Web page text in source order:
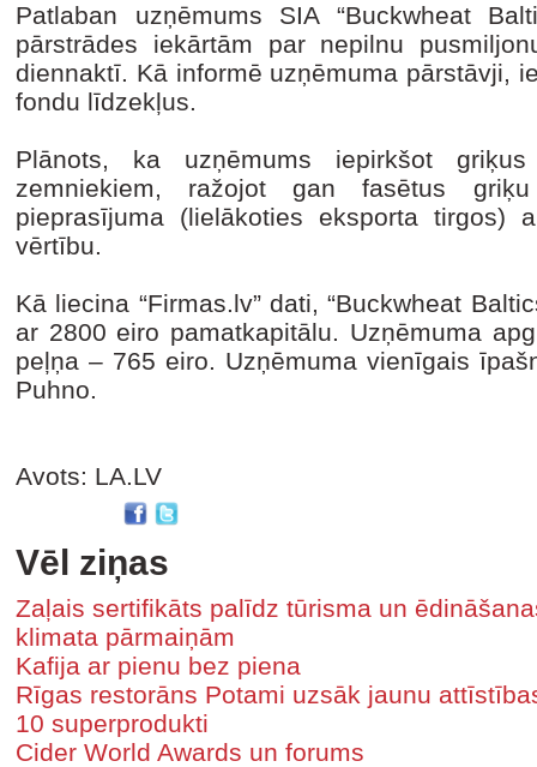
Patlaban uzņēmums SIA “Buckwheat
pārstrādes iekārtām par nepilnu
diennaktī. Kā informē uzņēmuma pārstāvji,
fondu līdzekļus.
Plānots, ka uzņēmums iepirkšot
zemniekiem, ražojot gan fasētus
pieprasījuma (lielākoties eksporta tirgos)
vērtību.
Kā liecina “Firmas.lv” dati, “Buckwheat
ar 2800 eiro pamatkapitālu. Uzņēmuma
peļņa – 765 eiro. Uzņēmuma vienīgais
Puhno.
Avots: LA.LV
Vēl ziņas
Zaļais sertifikāts palīdz tūrisma un
klimata pārmaiņām
Kafija ar pienu bez piena
Rīgas restorāns Potami uzsāk jaunu
10 superprodukti
Cider World Awards un forums